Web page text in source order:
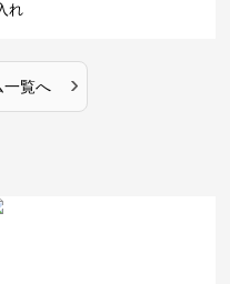
れ
一覧へ ›